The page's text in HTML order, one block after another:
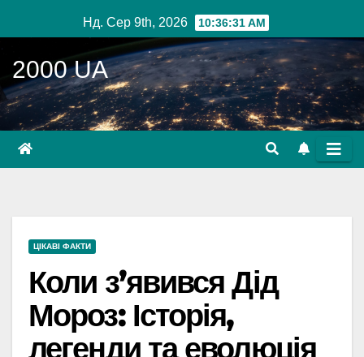
до
вмісту
Нд. Сер 9th, 2026 10:36:32 AM
2000 UA
ЦІКАВІ ФАКТИ
Коли з’явився Дід
Мороз: Історія,
легенди та еволюція